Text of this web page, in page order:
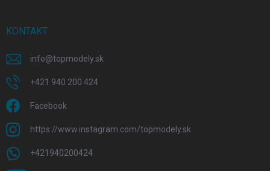
KONTAKT
info@topmodely.sk
+421 940 200 424
Facebook
https://www.instagram.com/topmodely.sk
+421940200424